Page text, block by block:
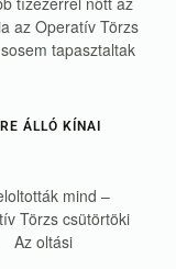
az Operatív Törzs
tapasztaltak
ÁLLÓ KÍNAI
mind –
Törzs csütörtöki
Az oltási